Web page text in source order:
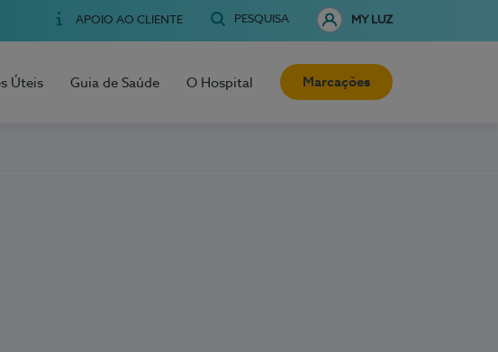
APOIO AO CLIENTE PESQUISA MY LUZ
Úteis Guia de Saúde O Hospital Marcações